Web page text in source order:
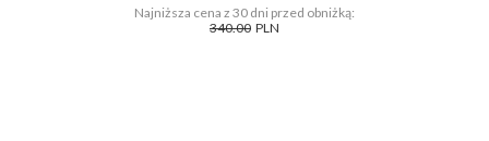
Najniższa cena z 30 dni przed obniżką:
340.00 PLN